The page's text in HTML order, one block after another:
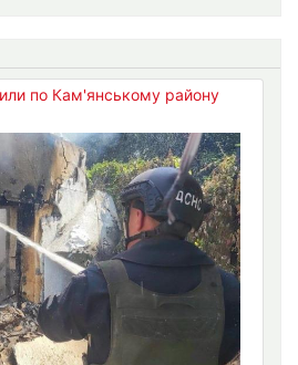
по Кам'янському району